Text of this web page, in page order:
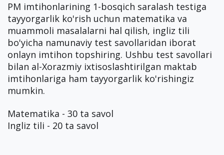
PM imtihonlarining 1-bosqich saralash testiga
tayyorgarlik ko'rish uchun matematika va
muammoli masalalarni hal qilish, ingliz tili
bo'yicha namunaviy test savollaridan iborat
onlayn imtihon topshiring. Ushbu test savollari
bilan al-Xorazmiy ixtisoslashtirilgan maktab
imtihonlariga ham tayyorgarlik ko'rishingiz
mumkin.
Matematika - 30 ta savol
Ingliz tili - 20 ta savol